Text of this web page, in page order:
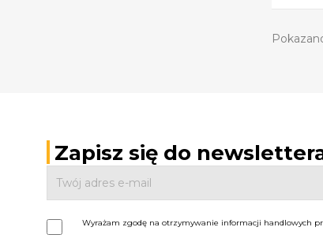
Zapisz się do
Wyrażam zgodę na otrzymywanie informacji handlowych